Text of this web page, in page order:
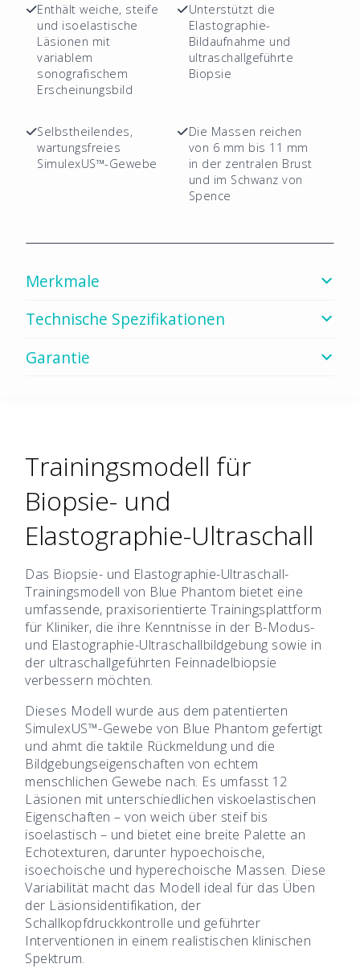
Enthält weiche, steife
und isoelastische
Läsionen mit
variablem
sonografischem
Erscheinungsbild
Unterstützt die
Elastographie-
Bildaufnahme und
ultraschallgeführte
Biopsie
Selbstheilendes,
wartungsfreies
SimulexUS™-Gewebe
Die Massen reichen
von 6 mm bis 11 mm
in der zentralen Brust
und im Schwanz von
Spence
Merkmale
Technische Spezifikationen
Garantie
Trainingsmodell für
Biopsie- und
Elastographie-Ultraschall
Das Biopsie- und Elastographie-Ultraschall-
Trainingsmodell von Blue Phantom bietet eine
umfassende, praxisorientierte Trainingsplattform
für Kliniker, die ihre Kenntnisse in der B-Modus-
und Elastographie-Ultraschallbildgebung sowie in
der ultraschallgeführten Feinnadelbiopsie
verbessern möchten.
Dieses Modell wurde aus dem patentierten
SimulexUS™-Gewebe von Blue Phantom gefertigt
und ahmt die taktile Rückmeldung und die
Bildgebungseigenschaften von echtem
menschlichen Gewebe nach. Es umfasst 12
Läsionen mit unterschiedlichen viskoelastischen
Eigenschaften – von weich über steif bis
isoelastisch – und bietet eine breite Palette an
Echotexturen, darunter hypoechoische,
isoechoische und hyperechoische Massen. Diese
Variabilität macht das Modell ideal für das Üben
der Läsionsidentifikation, der
Schallkopfdruckkontrolle und geführter
Interventionen in einem realistischen klinischen
Spektrum.